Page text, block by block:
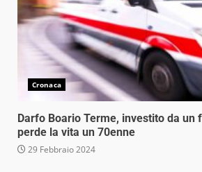
Cronaca
Darfo Boario Terme, investito da un
perde la vita un 70enne
29 Febbraio 2024